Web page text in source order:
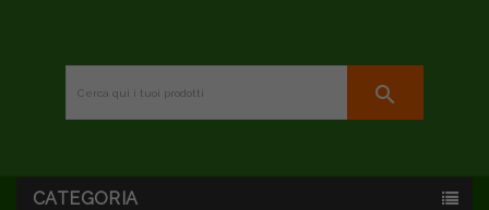
search
CATEGORIA